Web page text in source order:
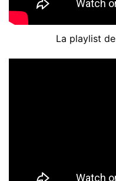
La playlist